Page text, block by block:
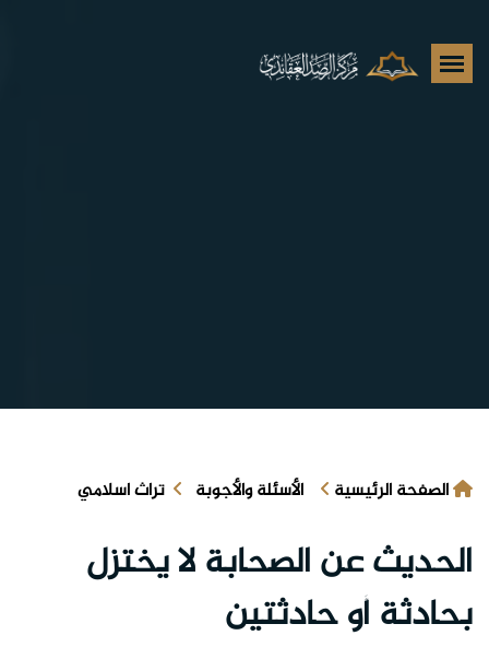
الصفحة الرئيسية الأسئلة والأجوبة تراث اسلامي
الحديث عن الصحابة لا يختزل
بحادثة أو حادثتين